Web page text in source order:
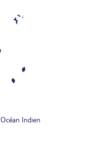
Océan Indien